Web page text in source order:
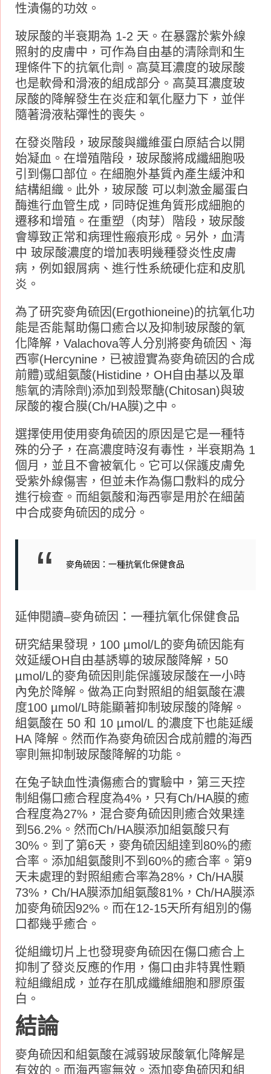
性潰傷的功效。
玻尿酸的半衰期為 1-2 天。在暴露於紫外線
照射的皮膚中，可作為自由基的清除劑和生
理條件下的抗氧化劑。高莫耳濃度的玻尿酸
也是軟骨和滑液的組成部分。高莫耳濃度玻
尿酸的降解發生在炎症和氧化壓力下，並伴
隨著滑液粘彈性的喪失。
在發炎階段，玻尿酸與纖維蛋白原結合以開
始凝血。在增殖階段，玻尿酸將成纖細胞吸
引到傷口部位。在細胞外基質內產生緩沖和
結構組織。此外，玻尿酸 可以刺激金屬蛋白
酶進行血管生成，同時促進角質形成細胞的
遷移和增殖。在重塑（肉芽）階段，玻尿酸
會導致正常和病理性瘢痕形成。另外，血清
中 玻尿酸濃度的增加表明幾種發炎性皮膚
病，例如銀屑病、進行性系統硬化症和皮肌
炎。
為了研究麥角硫因(Ergothioneine)的抗氧化功
能是否能幫助傷口癒合以及抑制玻尿酸的氧
化降解，Valachova等人分別將麥角硫因、海
西寧(Hercynine，已被證實為麥角硫因的合成
前體)或組氨酸(Histidine，OH自由基以及單
態氧的清除劑)添加到殼聚醣(Chitosan)與玻
尿酸的複合膜(Ch/HA膜)之中。
選擇使用使用麥角硫因的原因是它是一種特
殊的分子，在高濃度時沒有毒性，半衰期為 1
個月，並且不會被氧化。它可以保護皮膚免
受紫外線傷害，但並未作為傷口敷料的成分
進行檢查。而組氨酸和海西寧是用於在細菌
中合成麥角硫因的成分。
麥角硫因：一種抗氧化保健食品
延伸閱讀–麥角硫因：一種抗氧化保健食品
研究結果發現，100 µmol/L的麥角硫因能有
效延緩OH自由基誘導的玻尿酸降解，50
µmol/L的麥角硫因則能保護玻尿酸在一小時
內免於降解。做為正向對照組的組氨酸在濃
度100 µmol/L時能顯著抑制玻尿酸的降解。
組氨酸在 50 和 10 µmol/L 的濃度下也能延緩
HA 降解。然而作為麥角硫因合成前體的海西
寧則無抑制玻尿酸降解的功能。
在兔子缺血性潰傷癒合的實驗中，第三天控
制組傷口癒合程度為4%，只有Ch/HA膜的癒
合程度為27%，混合麥角硫因則癒合效果達
到56.2%。然而Ch/HA膜添加組氨酸只有
30%。到了第6天，麥角硫因組達到80%的癒
合率。添加組氨酸則不到60%的癒合率。第9
天未處理的對照組癒合率為28%，Ch/HA膜
73%，Ch/HA膜添加組氨酸81%，Ch/HA膜添
加麥角硫因92%。而在12-15天所有組別的傷
口都幾乎癒合。
從組織切片上也發現麥角硫因在傷口癒合上
抑制了發炎反應的作用，傷口由非特異性顆
粒組織組成，並存在肌成纖維細胞和膠原蛋
白。
結論
麥角硫因和組氨酸在減弱玻尿酸氧化降解是
有效的。而海西寧無效。添加麥角硫因和組